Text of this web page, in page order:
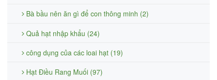
Bà bầu nên ăn gì để con thông minh (2)
Quả hạt nhập khẩu (24)
công dụng của các loai hạt (19)
Hạt Điều Rang Muối (97)